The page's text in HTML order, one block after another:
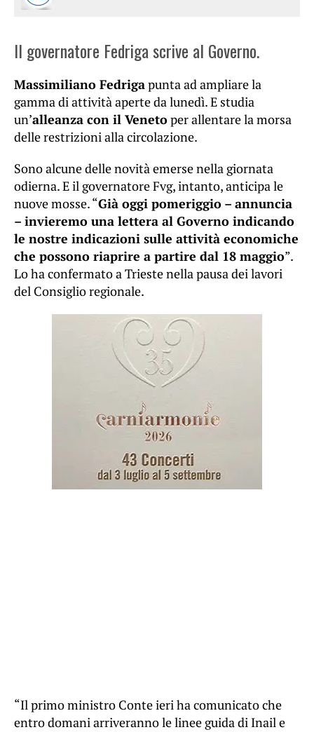
Il governatore Fedriga scrive al Governo.
Massimiliano Fedrigapunta ad ampliare la
gamma di attività aperte da lunedì. E studia
un’alleanza con il Venetoper allentare la morsa
delle restrizioni alla circolazione.
Sono alcune delle novità emerse nella giornata
odierna. E il governatore Fvg, intanto, anticipa le
nuove mosse. “Già oggi pomeriggio – annuncia
– invieremo una lettera al Governo indicando
le nostre indicazioni sulle attività economiche
che possono riaprire a partire dal 18 maggio”.
Lo ha confermato a Trieste nella pausa dei lavori
del Consiglio regionale.
“Il primo ministro Conte ieri ha comunicato che
entro domani arriveranno le linee guida di Inail e